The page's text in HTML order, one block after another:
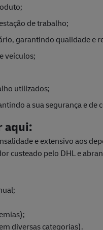
de trabalho;
garantindo qualidade e
veículos;
utilizados;
a sua segurança e de
aqui:
e extensivo aos
custeado pelo DHL e
diversas categorias).